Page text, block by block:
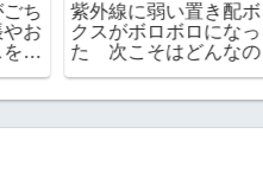
線に弱い置き配ボッ
ボロボロになっ
こそはどんなのに
生活必
こ買
め買い